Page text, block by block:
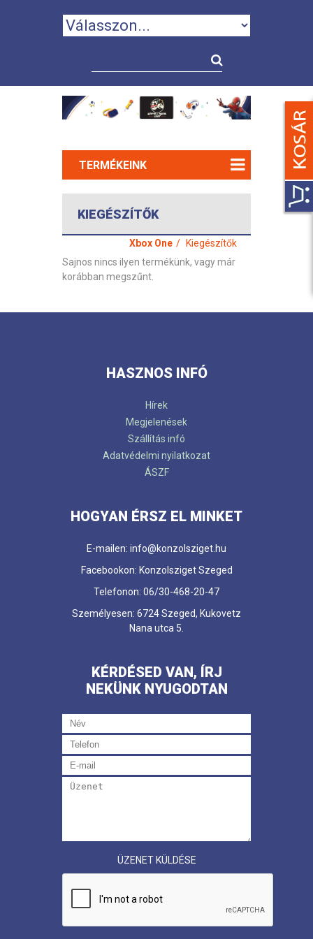
TERMÉKEINK
KIEGÉSZÍTŐK
Xbox One
Kiegészítők
Sajnos nincs ilyen termékünk, vagy már
korábban megszűnt.
HASZNOS INFÓ
Hírek
Megjelenések
Szállítás infó
Adatvédelmi nyilatkozat
ÁSZF
HOGYAN ÉRSZ EL MINKET
E-mailen: info@konzolsziget.hu
Facebookon: Konzolsziget Szeged
Telefonon: 06/30-468-20-47
Személyesen: 6724 Szeged, Kukovetz
Nana utca 5.
KÉRDÉSED VAN, ÍRJ
NEKÜNK NYUGODTAN
ÜZENET KÜLDÉSE